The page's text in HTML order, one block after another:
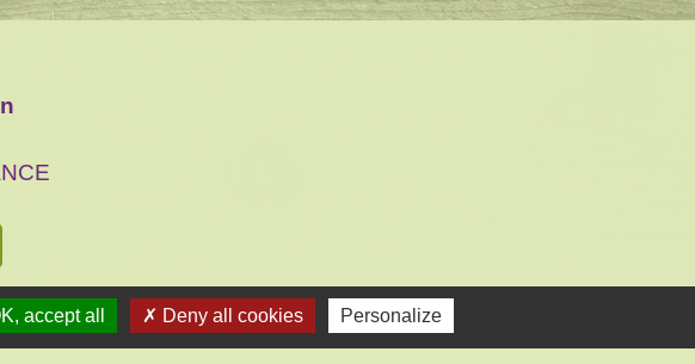
accept all Deny all cookies Personalize